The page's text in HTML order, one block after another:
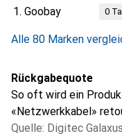
1. Goobay 0
Alle 80 Marken
Rückgabequote
So oft wird ein
«Netzwerkkabel»
Quelle: Digitec Galaxus